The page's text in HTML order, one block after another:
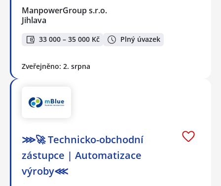
ManpowerGroup s.r.o.
Jihlava
33 000 – 35 000 Kč Plný úvazek
Zveřejněno: 2. srpna
⋙🚀 Technicko-obchodní
zástupce | Automatizace
výroby⋘